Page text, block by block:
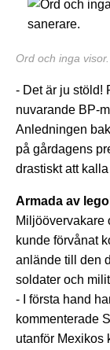
Ord och inga
- Det är ju stöld!
nuvarande BP-
Anledningen
på gårdagens
drastiskt att
Armada av
Miljöövervakare
kunde förvånat
anlände till den
soldater och
- I första hand
kommenterade
utanför Mexikos